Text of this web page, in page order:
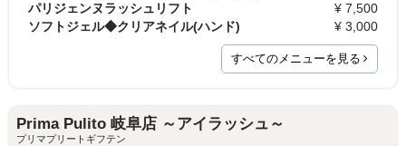
パリジェンヌラッシュリフト
¥ 7,500
ソフトジェル◆クリアネイル(ハンド)
¥ 3,000
すべてのメニューを見る
Prima Pulito 岐阜店 ～アイラッシュ～
プリマプリートギフテン